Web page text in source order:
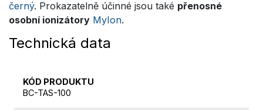
černý. Prokazatelně účinné jsou také přenosné
osobní ionizátory MyIon.
Technická data
KÓD PRODUKTU
BC-TAS-100